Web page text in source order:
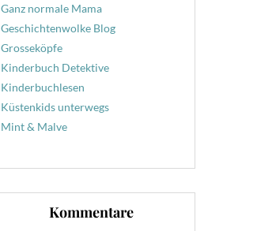
Ganz normale Mama
Geschichtenwolke Blog
Grosseköpfe
Kinderbuch Detektive
Kinderbuchlesen
Küstenkids unterwegs
Mint & Malve
Kommentare